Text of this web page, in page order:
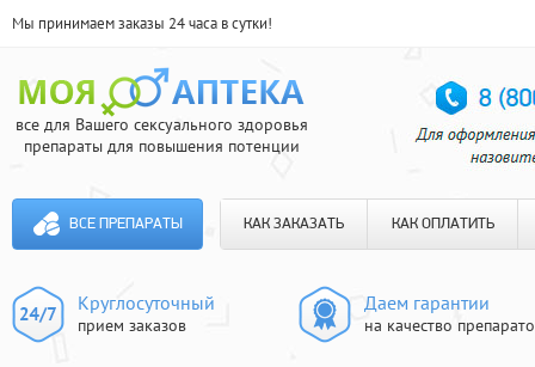
Мы принимаем заказы 24 часа в сутки!
все для Вашего сексуального здоровья
препараты для повышения потенции
ВСЕ ПРЕПАРАТЫ КАК ЗАКАЗАТЬ КАК ОПЛАТИТЬ
Круглосуточный
прием заказов
Даем гарантии
на качество